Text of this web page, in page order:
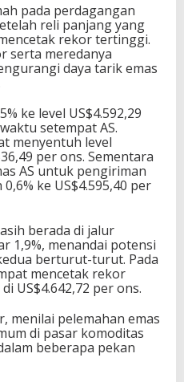
pada perdagangan
reli panjang yang
rekor tertinggi.
serta meredanya
daya tarik emas
ke level US$4.592,29
setempat AS.
menyentuh level
per ons. Sementara
AS untuk pengiriman
ke US$4.595,40 per
berada di jalur
1,9%, menandai potensi
berturut-turut. Pada
mencetak rekor
US$4.642,72 per ons.
menilai pelemahan emas
di pasar komoditas
beberapa pekan